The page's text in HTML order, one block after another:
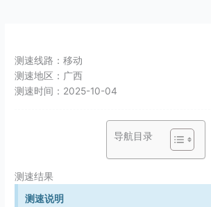
测速线路：移动
测速地区： 广西
测速时间： 2025-10-04
导航目录
测速结果
测速说明